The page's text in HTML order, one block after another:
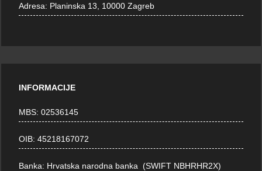
Adresa: Planinska 13, 10000 Zagreb
INFORMACIJE
MBS: 02536145
OIB: 45218167072
Banka: Hrvatska narodna banka (SWIFT NBHRHR2X)